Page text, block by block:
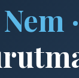
Nem